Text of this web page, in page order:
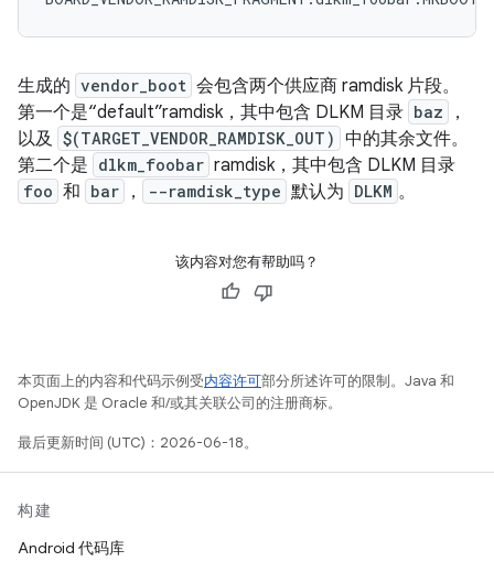
生成的 vendor_boot 会包含两个供应商 ramdisk 片段。
第一个是“default”ramdisk，其中包含 DLKM 目录 baz
，
以及 $(TARGET_VENDOR_RAMDISK_OUT) 中的其余文件。
第二个是 dlkm_foobar ramdisk，其中包含 DLKM 目录
foo 和 bar ， --ramdisk_type 默认为 DLKM 。
该内容对您有帮助吗？
本页面上的内容和代码示例受内容许可部分所述许可的限制。Java 和
OpenJDK 是 Oracle 和/或其关联公司的注册商标。
最后更新时间 (UTC)：2026-06-18。
构建
Android 代码库